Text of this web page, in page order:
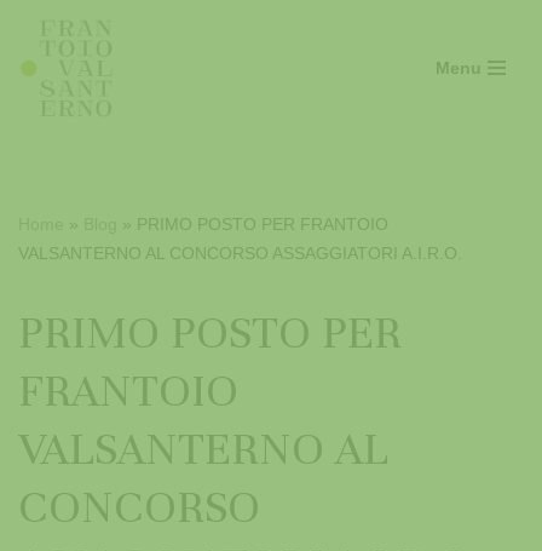
Vai
Menu
» » PRIMO POSTO PER FRANTOIO
VALSANTERNO AL CONCORSO ASSAGGIATORI A.I.R.O.
PRIMO POSTO PER
FRANTOIO
VALSANTERNO AL
CONCORSO